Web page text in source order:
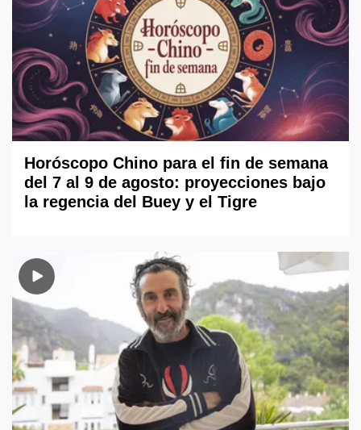
Horóscopo Chino para el fin de semana
del 7 al 9 de agosto: proyecciones bajo
la regencia del Buey y el Tigre